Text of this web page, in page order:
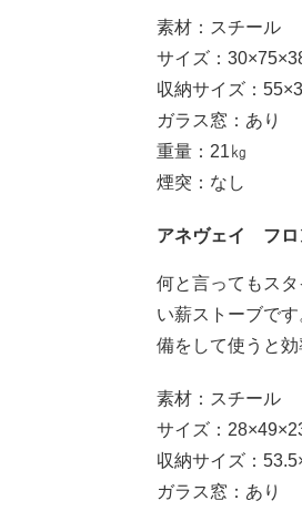
素材：スチール
サイズ：
収納サイズ：
ガラス窓：あり
重量：21㎏
煙突：なし
アネヴェイ フロ
何と言ってもス
い薪ストーブで
備をして使うと効
素材：スチール
サイズ：
収納サイズ：
ガラス窓：あり